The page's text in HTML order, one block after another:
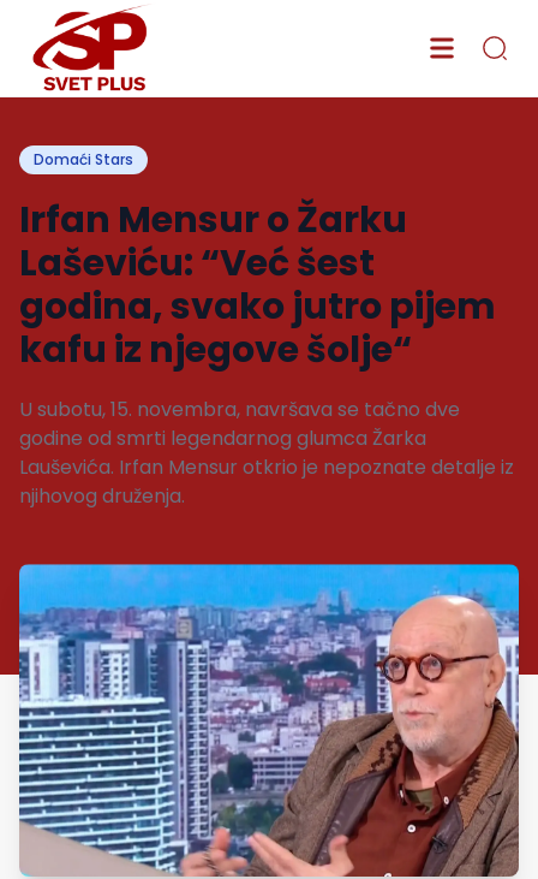
Domaći Stars
Irfan Mensur o Žarku
Laševiću: “Već šest
godina, svako jutro pijem
kafu iz njegove šolje“
U subotu, 15. novembra, navršava se tačno dve
godine od smrti legendarnog glumca Žarka
Lauševića. Irfan Mensur otkrio je nepoznate detalje iz
njihovog druženja.